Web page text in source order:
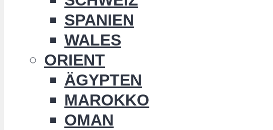
SPANIEN
WALES
ORIENT
ÄGYPTEN
MAROKKO
OMAN